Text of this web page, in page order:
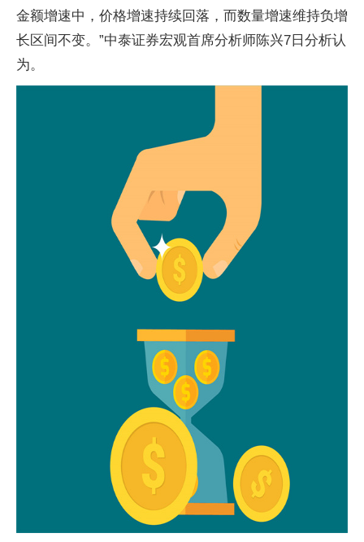
金额增速中，价格增速持续回落，而数量增速维持负增
长区间不变。”中泰证券宏观首席分析师陈兴7日分析认
为。